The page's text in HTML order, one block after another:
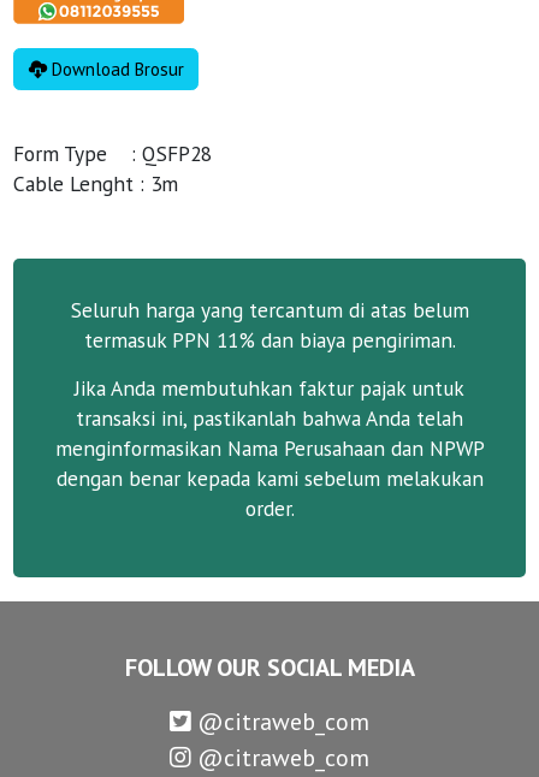
Download Brosur
Form Type : QSFP28
Cable Lenght : 3m
Seluruh harga yang tercantum di atas belum
termasuk PPN 11% dan biaya pengiriman.
Jika Anda membutuhkan faktur pajak untuk
transaksi ini, pastikanlah bahwa Anda telah
menginformasikan Nama Perusahaan dan NPWP
dengan benar kepada kami sebelum melakukan
order.
FOLLOW OUR SOCIAL MEDIA
@citraweb_com
@citraweb_com